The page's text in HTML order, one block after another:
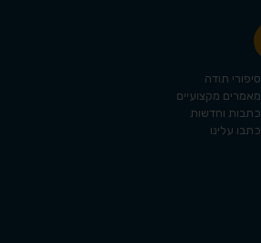
סיפורי תודה
מאמרים מקצועיים
כתבות וחדשות
כתבו עלינו